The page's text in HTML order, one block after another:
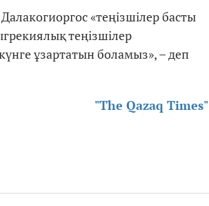
«теңізшілер басты
теңізшілер
ұзартатын боламыз», – деп
"The Qazaq Times"